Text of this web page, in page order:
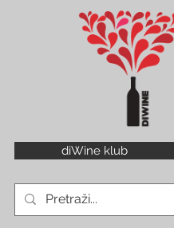
diWine klub